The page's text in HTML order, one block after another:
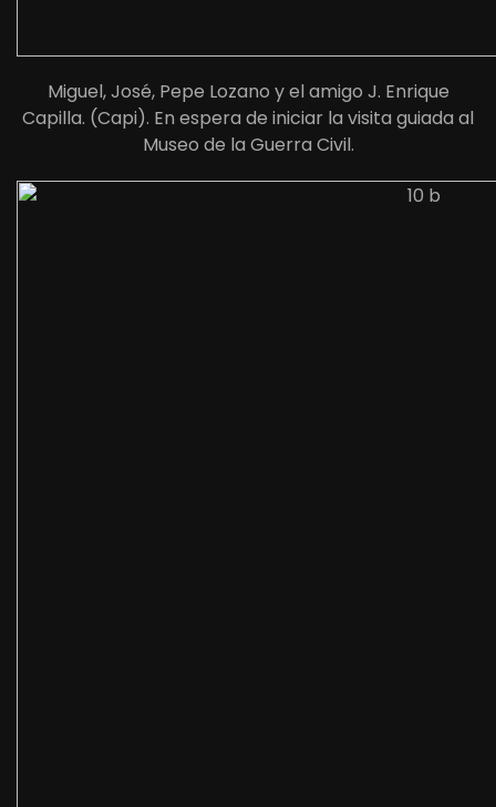
Miguel, José, Pepe Lozano y el amigo J. Enrique
Capilla. (Capi). En espera de iniciar la visita guiada al
Museo de la Guerra Civil.